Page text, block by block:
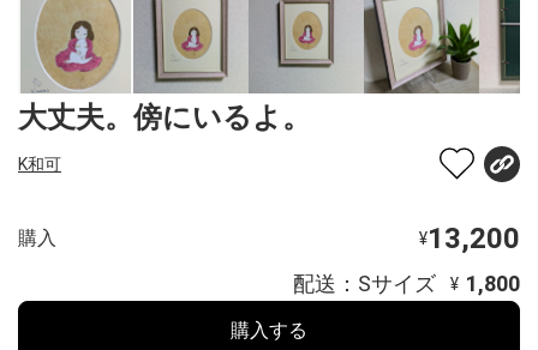
大丈夫。傍にいるよ。
K和可
購入 ¥13,200
配送：Sサイズ ¥ 1,800
購入する